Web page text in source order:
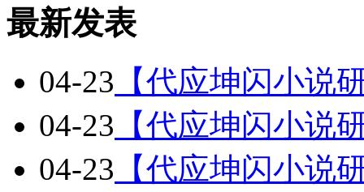
最新发表
04-23 【代应坤闪小说
04-23 【代应坤闪小说
04-23 【代应坤闪小说